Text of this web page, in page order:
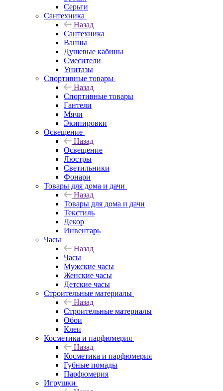
Серьги
Сантехника
Назад
Сантехника
Ванны
Душевые кабины
Смесители
Унитазы
Спортивные товары
Назад
Спортивные товары
Гантели
Мячи
Экипировки
Освещение
Назад
Освещение
Люстры
Светильники
Фонари
Товары для дома и дачи
Назад
Товары для дома и дачи
Текстиль
Декор
Инвентарь
Часы
Назад
Часы
Мужские часы
Женские часы
Детские часы
Строительные материалы
Назад
Строительные материалы
Обои
Клеи
Косметика и парфюмерия
Назад
Косметика и парфюмерия
Губные помады
Парфюмерия
Игрушки